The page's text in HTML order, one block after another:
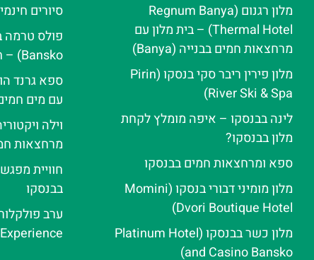
מלון רגנום (Regnum Banya
Thermal Hotel) – בית מלון עם
מרחצאות חמים בבנייה (Banya)
מלון פירין ריבר סקי בנסקו (Pirin
River Ski & Spa‬)
לינה בבנסקו – איפה מומלץ לקחת
מלון בבנסקו?
ספא ומרחצאות חמים בבנסקו
מלון מומיני דבורי בנסקו (Momini
Dvori Boutique Hotel)
מלון כשר בבנסקו (Platinum Hotel
and Casino Bansko)
סיורים
Bansko) – חוויית ספא אלפינית
ספא גרנד
עם מים
וילה
מרחצאות
חוויית
בבנסקו